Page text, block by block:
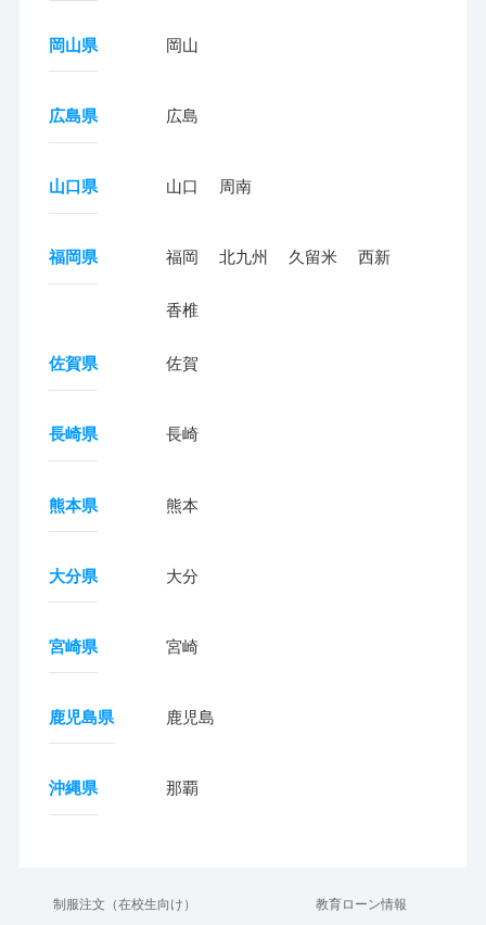
岡山県 岡山
広島県 広島
山口県 山口 周南
福岡県 福岡 北九州 久留米 西新
香椎
佐賀県 佐賀
長崎県 長崎
熊本県 熊本
大分県 大分
宮崎県 宮崎
鹿児島県 鹿児島
沖縄県 那覇
制服注文（在校生向け） 教育ローン情報